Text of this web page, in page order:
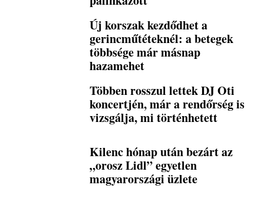
Új korszak kezdődhet a
gerincműtéteknél: a betegek
többsége már másnap
hazamehet
Többen rosszul lettek DJ Oti
koncertjén, már a rendőrség is
vizsgálja, mi történhetett
Kilenc hónap után bezárt az
„orosz Lidl” egyetlen
magyarországi üzlete